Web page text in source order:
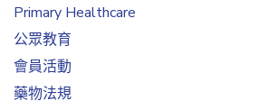
Primary Healthcare
公眾教育
會員活動
藥物法規